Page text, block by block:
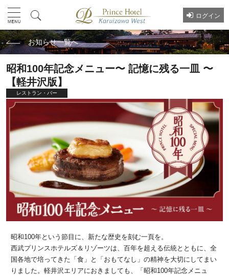
ログイン
お知らせ一覧へ
昭和100年記念メニュー〜 記憶に残る一皿 〜
【軽井沢版】
レストラン・バー
昭和100年という節目に、新たな歴史を刻む一頁を。
西武プリンスホテルズ＆リゾーツは、百年を超える伝統とともに、全
国各地で培ってきた「食」と「おもてなし」の精神を大切にしてまい
りました。軽井沢エリアにおきましても、「昭和100年記念メニュ